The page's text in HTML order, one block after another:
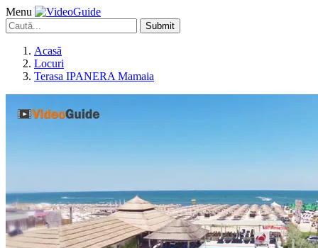
Menu
Submit
Acasă
Locuri
Terasa IPANERA Mamaia